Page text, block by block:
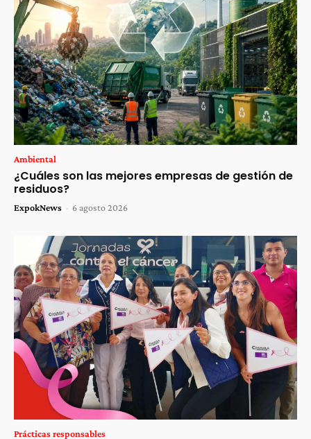
Ambiental
¿Cuáles son las mejores empresas de gestión de
residuos?
ExpokNews - 6 agosto 2026
Prácticas responsables